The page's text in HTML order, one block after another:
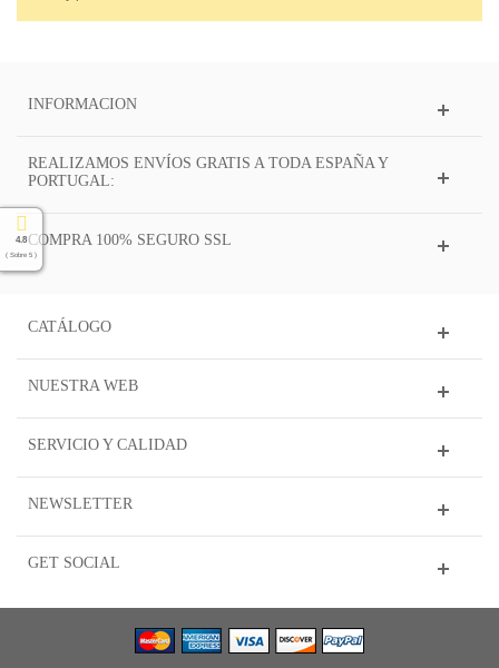
4.8
( Sobre 5 )
INFORMACION
REALIZAMOS ENVÍOS GRATIS A TODA ESPAÑA Y
PORTUGAL:
COMPRA 100% SEGURO SSL
CATÁLOGO
NUESTRA WEB
SERVICIO Y CALIDAD
NEWSLETTER
GET SOCIAL